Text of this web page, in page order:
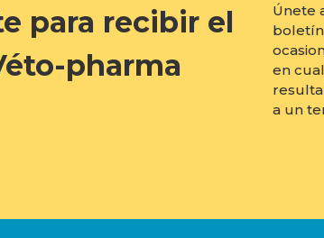
para recibir el
pharma
Únete
boletín
en
resulta
a un